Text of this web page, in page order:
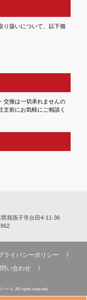
り扱いについて、以下個
交換は一切承れませんの
前にお気軽にご相談く
県我孫子市台田4-11-36
ライバシーポリシー
い合わせ
ース. All rights reserved.